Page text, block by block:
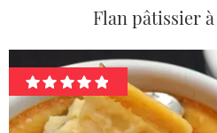
Flan pâtissier